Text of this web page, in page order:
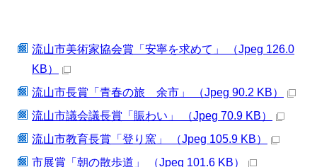
流山市美術家協会賞「安寧を求めて」 （Jpeg 126.0
KB）
流山市長賞「青春の旅 余市」 （Jpeg 90.2 KB）
流山市議会議長賞「賑わい」 （Jpeg 70.9 KB）
流山市教育長賞「登り窯」 （Jpeg 105.9 KB）
市展賞「朝の散歩道」 （Jpeg 101.6 KB）